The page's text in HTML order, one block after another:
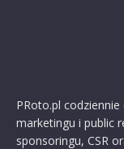
PRoto.pl
marketingu i public
sponsoringu, CSR